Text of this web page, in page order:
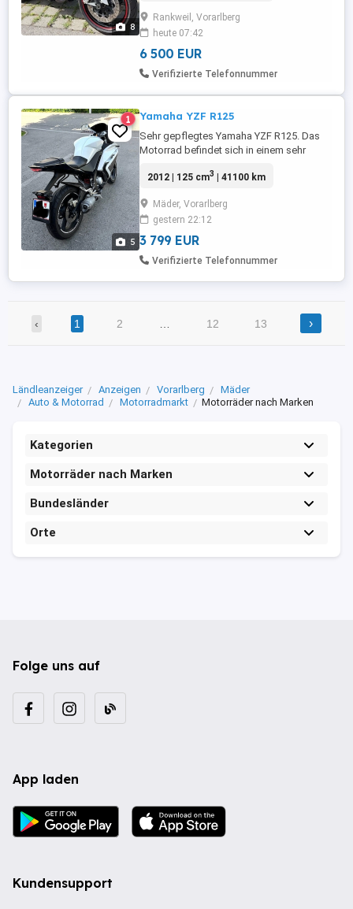
8
* Termignoni Carbon-Endschalldämpfer *
Sehr gepflegter Zustand *
Garagenfahrzeug Die Ducati befindet ...
Rankweil, Vorarlberg
heute 07:42
6 500 EUR
Verifizierte Telefonnummer
5
1 Yamaha YZF R125
Sehr gepflegtes Yamaha YZF R125. Das
Motorrad befindet sich in einem sehr
2012 | 125 cm3 | 41100 km
Mäder, Vorarlberg
gestern 22:12
3 799 EUR
Verifizierte Telefonnummer
‹ 1 2 12 13 ›
Ländleanzeiger Anzeigen Vorarlberg
Mäder
Auto & Motorrad
Motorradmarkt Motorräder nach Marken
Kategorien
Motorräder nach Marken
Bundesländer
Orte
Folge uns auf
App laden
Kundensupport